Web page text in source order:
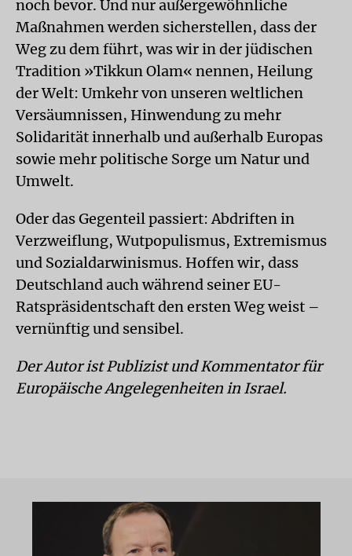
noch bevor. Und nur außergewöhnliche
Maßnahmen werden sicherstellen, dass der
Weg zu dem führt, was wir in der jüdischen
Tradition »Tikkun Olam« nennen, Heilung
der Welt: Umkehr von unseren weltlichen
Versäumnissen, Hinwendung zu mehr
Solidarität innerhalb und außerhalb Europas
sowie mehr politische Sorge um Natur und
Umwelt.
Oder das Gegenteil passiert: Abdriften in
Verzweiflung, Wutpopulismus, Extremismus
und Sozialdarwinismus. Hoffen wir, dass
Deutschland auch während seiner EU-
Ratspräsidentschaft den ersten Weg weist –
vernünftig und sensibel.
Der Autor ist Publizist und Kommentator für
Europäische Angelegenheiten in Israel.